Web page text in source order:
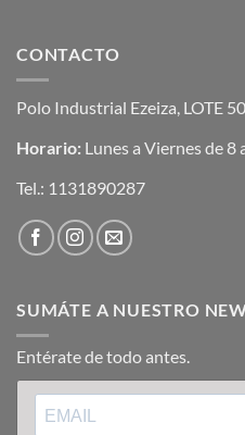
CONTACTO
Polo Industrial Ezeiza, LOTE
Horario: Lunes a Viernes de 8
Tel.: 1131890287
SUMÁTE A NUESTRO
Entérate de todo antes.